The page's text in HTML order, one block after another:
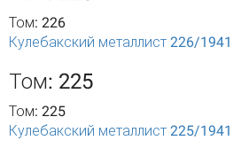
Том: 226
Кулебакский металлист 226/1941
Том: 225
Том: 225
Кулебакский металлист 225/1941